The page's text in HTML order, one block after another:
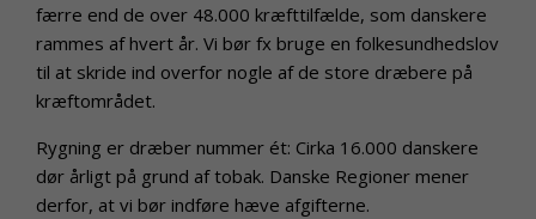
færre end de over 48.000 kræfttilfælde, som danskere
rammes af hvert år. Vi bør fx bruge en folkesundhedslov
til at skride ind overfor nogle af de store dræbere på
kræftområdet.
Rygning er dræber nummer ét: Cirka 16.000 danskere
dør årligt på grund af tobak. Danske Regioner mener
derfor, at vi bør indføre hæve afgifterne.